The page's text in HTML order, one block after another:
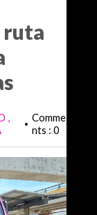
ruta
• Comme
nts : 0